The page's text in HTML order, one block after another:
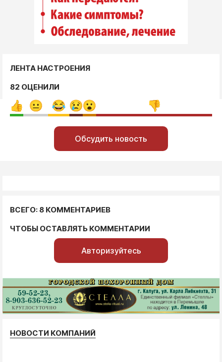
ЛЕНТА НАСТРОЕНИЯ
82 ОЦЕНИЛИ
Обсудить новость
ВСЕГО: 8 КОММЕНТАРИЕВ
ЧТОБЫ ОСТАВЛЯТЬ КОММЕНТАРИИ
Авторизуйтесь
НОВОСТИ КОМПАНИЙ